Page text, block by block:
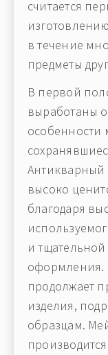
считается
в течение
предметы
В первой
выработаны
особенности
высоко
благодаря
и
оформления.
продолжает
изделия,
образцам.